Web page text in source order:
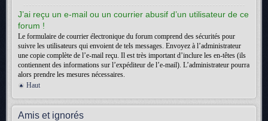
J’ai reçu un e-mail ou un courrier abusif d’un utilisateur de ce
forum !
Le formulaire de courrier électronique du forum comprend des sécurités pour
suivre les utilisateurs qui envoient de tels messages. Envoyez à l’administrateur
une copie complète de l’e-mail reçu. Il est très important d’inclure les en-têtes (ils
contiennent des informations sur l’expéditeur de l’e-mail). L’administrateur pourra
alors prendre les mesures nécessaires.
Haut
Amis et ignorés